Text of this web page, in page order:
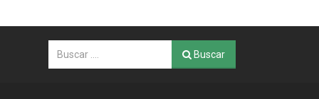
Buscar